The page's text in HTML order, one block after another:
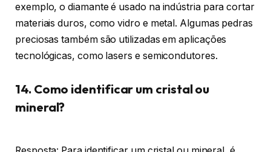
exemplo, o diamante é usado na indústria para cortar
materiais duros, como vidro e metal. Algumas pedras
preciosas também são utilizadas em aplicações
tecnológicas, como lasers e semicondutores.
14. Como identificar um cristal ou
mineral?